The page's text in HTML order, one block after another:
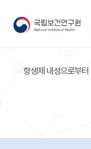
Health항생제 내성으로부터